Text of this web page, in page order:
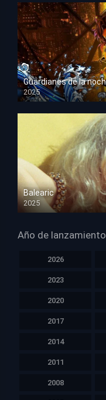
2025
HD 1080p
Balearic
2025
HD 1080p
Año de lanzamiento
2026
2023
2020
2017
2014
2011
2008